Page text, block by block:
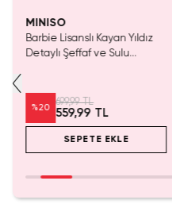
MINISO
Barbie Lisanslı Kayan Yıldız
Detaylı Şeffaf ve Sulu
%20
699,99 TL
559,99 TL
SEPETE EKLE